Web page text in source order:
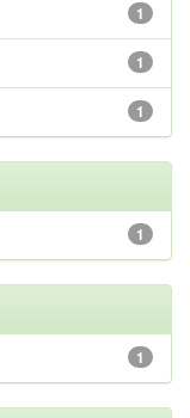
1
1
1
1
1